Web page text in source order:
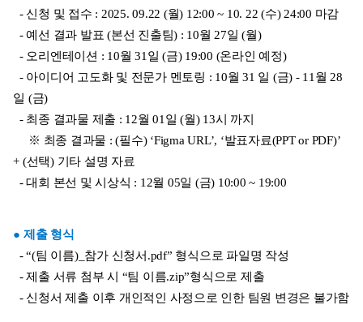
- 신청 및 접수 : 2025. 09.22 (월) 12:00 ~ 10. 22 (수) 24:00 마감
- 예선 결과 발표 (본선 진출팀) : 10월 27일 (월)
- 오리엔테이션 : 10월 31일 (금) 19:00 (온라인 예정)
- 아이디어 고도화 및 전문가 멘토링 : 10월 31 일 (금) - 11월 28
일 (금)
- 최종 결과물 제출 : 12월 01일 (월) 13시 까지
※ 최종 결과물 : (필수) ‘Figma URL’, ‘발표자료(PPT or PDF)’
+ (선택) 기타 설명 자료
- 대회 본선 및 시상식 : 12월 05일 (금) 10:00 ~ 19:00
● 제출 형식
- “(팀 이름)_참가 신청서.pdf” 형식으로 파일명 작성
- 제출 서류 첨부 시 “팀 이름.zip”형식으로 제출
- 신청서 제출 이후 개인적인 사정으로 인한 팀원 변경은 불가함